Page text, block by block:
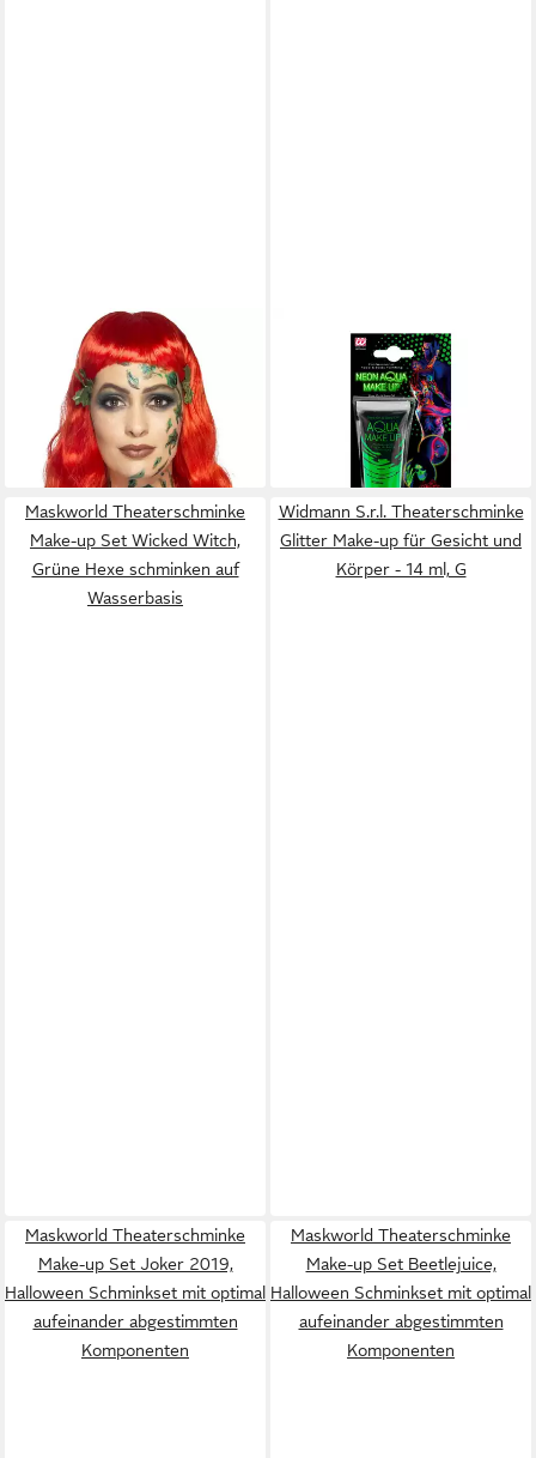
Theaterschminke Flüssiglatex
mit Applikator 59,1 ml, Grün
7,99 €
(13,52 €/ 100 ml)
lieferbar - in 2-3 Werktagen bei dir
WIDMANN S.R.L.
Theaterschminke Aqua Make-
up - Tube 30 ml, Neon Grün
(13,30 €/ 100 ml)
lieferbar - in 2-3 Werktagen bei dir
Maskworld Theaterschminke
Make-up Set Wicked Witch,
Grüne Hexe schminken auf
Wasserbasis
Widmann S.r.l. Theaterschminke
Glitter Make-up für Gesicht und
Körper - 14 ml, G
Maskworld Theaterschminke
Make-up Set Joker 2019,
Halloween Schminkset mit optimal
aufeinander abgestimmten
Komponenten
Maskworld Theaterschminke
Make-up Set Beetlejuice,
Halloween Schminkset mit optimal
aufeinander abgestimmten
Komponenten